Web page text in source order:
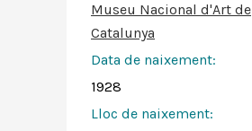
Museu Nacional d'Art de
Catalunya
Data de naixement:
1928
Lloc de naixement: